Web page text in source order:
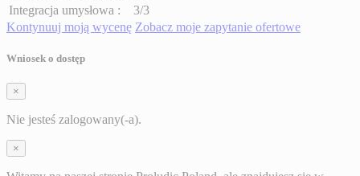
Integracja umysłowa :
3/3
Kontynuuj moją wycenę Zobacz moje zapytanie ofertowe
Wniosek o dostęp
×
Nie jesteś zalogowany(-a).
×